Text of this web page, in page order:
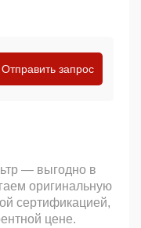
Отправить запрос
— выгодно в
оригинальную
сертификацией,
цене.